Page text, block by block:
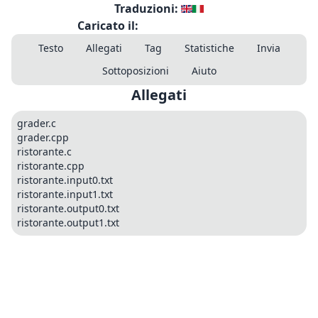
Traduzioni:
Caricato il:
Testo Allegati Tag Statistiche
Invia
Sottoposizioni
Aiuto
Allegati
grader.c
grader.cpp
ristorante.c
ristorante.cpp
ristorante.input0.txt
ristorante.input1.txt
ristorante.output0.txt
ristorante.output1.txt